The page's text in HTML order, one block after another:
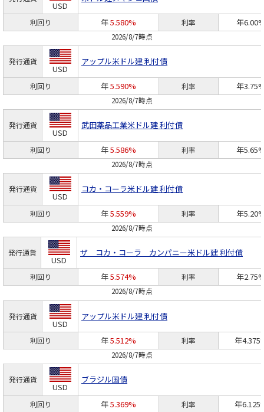
USD
利回り 年5.580% 利率 年
2026/8/7時点
発行通貨
USD
アップル米ドル建 利付債
利回り 年5.590% 利率 年
2026/8/7時点
発行通貨
USD
武田薬品工業米ドル建 利付債
利回り 年5.586% 利率 年
2026/8/7時点
発行通貨
USD
コカ・コーラ米ドル建 利付債
利回り 年5.559% 利率 年
2026/8/7時点
発行通貨
USD
ザ コカ・コーラ カンパニー米ドル建 利付債
利回り 年5.574% 利率 年
2026/8/7時点
発行通貨
USD
アップル米ドル建 利付債
利回り 年5.512% 利率 年
2026/8/7時点
発行通貨
USD
ブラジル国債
利回り 年5.369% 利率 年